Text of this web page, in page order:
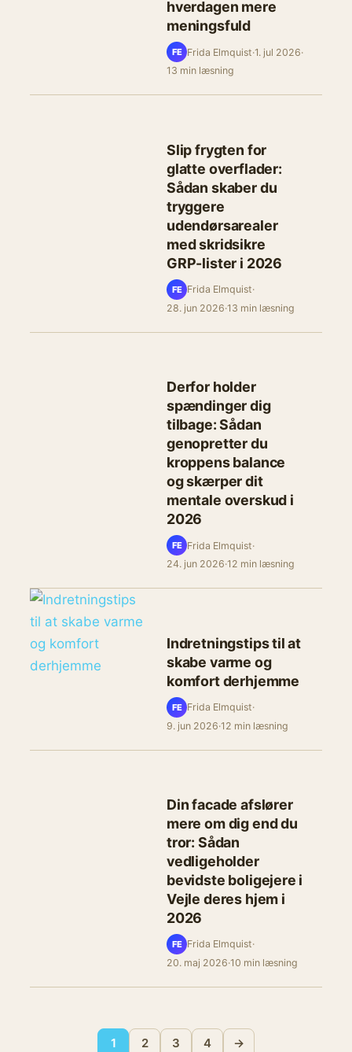
hverdagen mere
meningsfuld
FE Frida Elmquist·1. jul 2026·
13 min læsning
Slip frygten for
glatte overflader:
Sådan skaber du
tryggere
udendørsarealer
med skridsikre
GRP-lister i 2026
FE Frida Elmquist·
28. jun 2026·13 min læsning
Derfor holder
spændinger dig
tilbage: Sådan
genopretter du
kroppens balance
og skærper dit
mentale overskud i
2026
FE Frida Elmquist·
24. jun 2026·12 min læsning
Indretningstips til at
skabe varme og
komfort derhjemme
FE Frida Elmquist·
9. jun 2026·12 min læsning
Din facade afslører
mere om dig end du
tror: Sådan
vedligeholder
bevidste boligejere i
Vejle deres hjem i
2026
FE Frida Elmquist·
20. maj 2026·10 min læsning
1 2 3 4 →